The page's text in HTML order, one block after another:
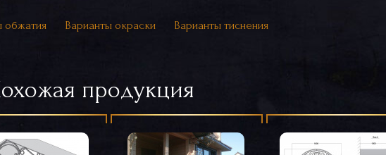
обжатия Варианты окраски Варианты тиснения
продукция